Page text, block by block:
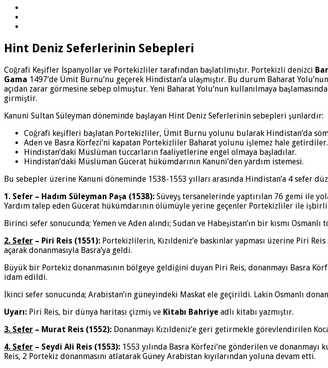
Hint Deniz Seferlerinin Sebepleri
Coğrafi Keşifler İspanyollar ve Portekizliler tarafından başlatılmıştır. Portekizli denizci
Gama 1497’de Ümit Burnu’nu geçerek Hindistan’a ulaşmıştır. Bu durum Baharat
açıdan zarar görmesine sebep olmuştur. Yeni Baharat Yolu’nun kullanılmaya
girmiştir.
Kanuni Sultan Süleyman döneminde başlayan Hint Deniz Seferlerinin sebepleri şunlardır:
Coğrafi keşifleri başlatan Portekizliler, Ümit Burnu yolunu bularak Hindistan’da
Aden ve Basra Körfezi’ni kapatan Portekizliler Baharat yolunu işlemez hale
Hindistan’daki Müslüman tüccarların faaliyetlerine engel olmaya başladılar.
Hindistan’daki Müslüman Gücerat hükümdarının Kanuni’den yardım istemesi.
Bu sebepler üzerine Kanuni döneminde 1538-1553 yılları arasında Hindistan’a 4 sefer
1. Sefer – Hadım Süleyman Paşa (1538): Süveyş tersanelerinde yaptırılan 76 gemi ile
Yardım talep eden Gücerat hükümdarının ölümüyle yerine geçenler Portekizliler ile
Birinci sefer sonucunda; Yemen ve Aden alındı; Sudan ve Habeşistan’ın bir kısmı Osmanlı
2. Sefer – Piri Reis (1551): Portekizlilerin, Kızıldeniz’e baskınlar yapması üzerine Piri
açarak donanmasıyla Basra’ya geldi.
Büyük bir Portekiz donanmasının bölgeye geldiğini duyan Piri Reis, donanmayı Basra
idam edildi.
İkinci sefer sonucunda; Arabistan’ın güneyindeki Maskat ele geçirildi. Lakin Osmanlı
Uyarı: Piri Reis, bir dünya haritası çizmiş ve Kitabı Bahriye adlı kitabı yazmıştır.
3. Sefer – Murat Reis (1552): Donanmayı Kızıldeniz’e geri getirmekle görevlendirilen
4. Sefer – Seydi Ali Reis (1553): 1553 yılında Basra Körfezi’ne gönderilen ve
Reis, 2 Portekiz donanmasını atlatarak Güney Arabistan kıyılarından yoluna devam etti.